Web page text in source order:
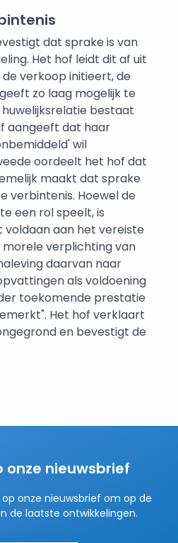
dat sprake is van
Het hof leidt dit af uit
verkoop initieert, de
zo laag mogelijk te
bestaat
aangeeft dat haar
wil
oordeelt het hof dat
maakt dat sprake
verbintenis. Hoewel de
een rol speelt, is
voldaan aan het vereiste
morele verplichting van
daarvan naar
als voldoening
toekomende prestatie
Het hof verklaart
en bevestigt de
onze nieuwsbrief
onze nieuwsbrief om op de
de laatste ontwikkelingen.